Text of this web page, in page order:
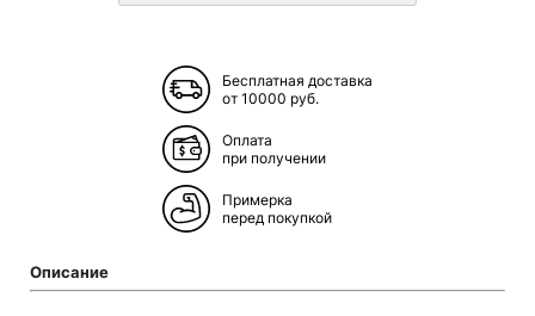
Бесплатная доставка
от 10000 руб.
Оплата
при получении
Примерка
перед покупкой
Описание